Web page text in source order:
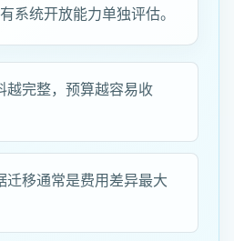
系统开放能力单独评估。
越完整，预算越容易收
迁移通常是费用差异最大